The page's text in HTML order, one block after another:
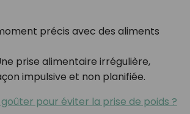
précis avec des aliments
prise alimentaire irrégulière,
impulsive et non planifiée.
pour éviter la prise de poids ?